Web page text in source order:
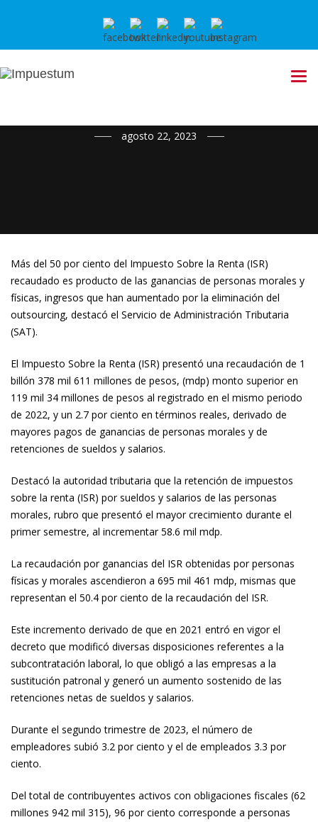
agosto 22, 2023
Más del 50 por ciento del Impuesto Sobre la Renta (ISR)
recaudado es producto de las ganancias de personas morales y
físicas, ingresos que han aumentado por la eliminación del
outsourcing, destacó el Servicio de Administración Tributaria
(SAT).
El Impuesto Sobre la Renta (ISR) presentó una recaudación de 1
billón 378 mil 611 millones de pesos, (mdp) monto superior en
119 mil 34 millones de pesos al registrado en el mismo periodo
de 2022, y un 2.7 por ciento en términos reales, derivado de
mayores pagos de ganancias de personas morales y de
retenciones de sueldos y salarios.
Destacó la autoridad tributaria que la retención de impuestos
sobre la renta (ISR) por sueldos y salarios de las personas
morales, rubro que presentó el mayor crecimiento durante el
primer semestre, al incrementar 58.6 mil mdp.
La recaudación por ganancias del ISR obtenidas por personas
físicas y morales ascendieron a 695 mil 461 mdp, mismas que
representan el 50.4 por ciento de la recaudación del ISR.
Este incremento derivado de que en 2021 entró en vigor el
decreto que modificó diversas disposiciones referentes a la
subcontratación laboral, lo que obligó a las empresas a la
sustitución patronal y generó un aumento sostenido de las
retenciones netas de sueldos y salarios.
Durante el segundo trimestre de 2023, el número de
empleadores subió 3.2 por ciento y el de empleados 3.3 por
ciento.
Del total de contribuyentes activos con obligaciones fiscales (62
millones 942 mil 315), 96 por ciento corresponde a personas